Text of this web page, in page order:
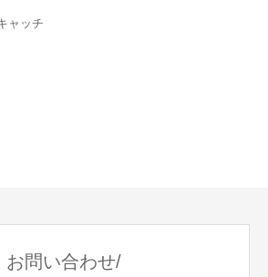
ャッチ
お問い合わせ/